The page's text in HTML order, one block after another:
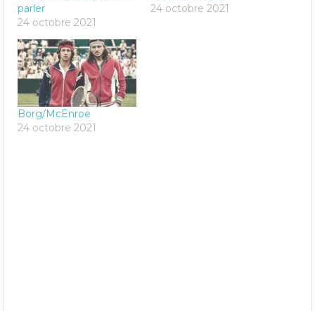
parler
24 octobre 2021
24 octobre 2021
Borg/McEnroe
24 octobre 2021